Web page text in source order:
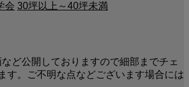
会 30坪以上～40坪未満
ど公開しておりますので細部までチェ
す。ご不明な点などございます場合には